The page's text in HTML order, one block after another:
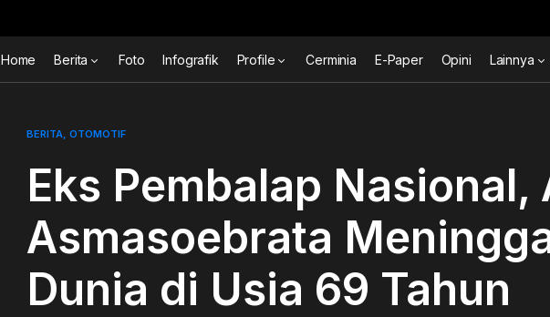
Home Berita Foto Infografik Profile Cerminia E-Paper Opini Lainnya
BERITA OTOMOTIF
Eks Pembalap Nasional,
Asmasoebrata
Dunia di Usia 69 Tahun